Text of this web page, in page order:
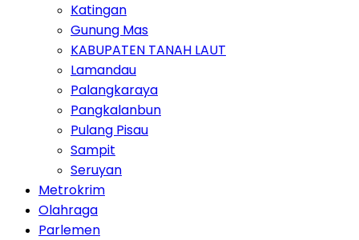
Katingan
Gunung Mas
KABUPATEN TANAH LAUT
Lamandau
Palangkaraya
Pangkalanbun
Pulang Pisau
Sampit
Seruyan
Metrokrim
Olahraga
Parlemen